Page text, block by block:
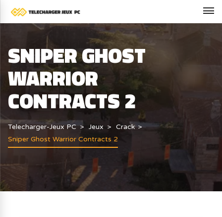
SNIPER GHOST
WARRIOR
CONTRACTS 2
Telecharger-Jeux PC Jeux
Crack
Sniper Ghost Warrior Contracts 2